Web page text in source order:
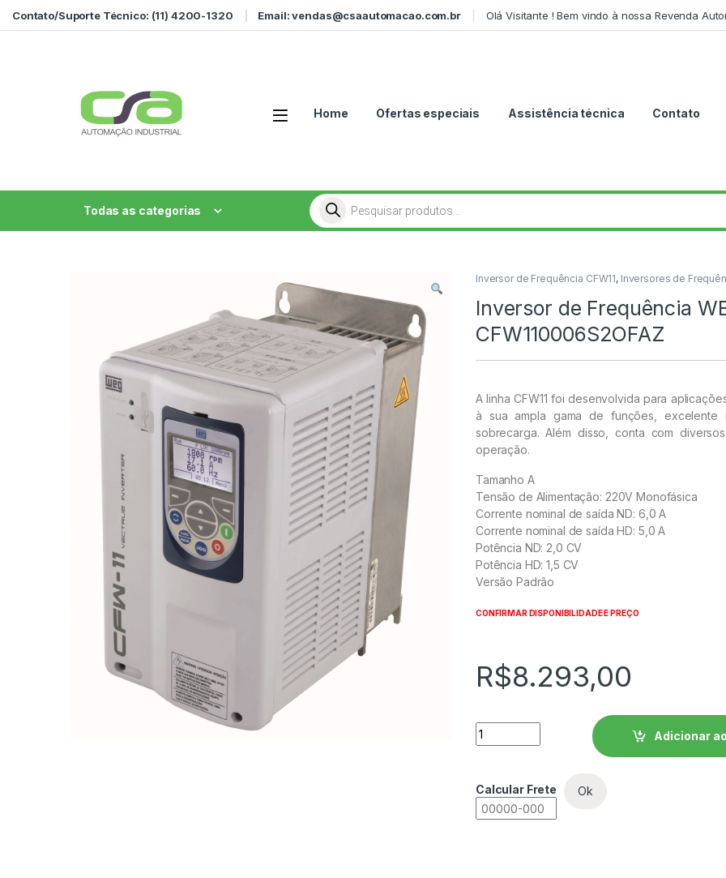
Ir para a navegação
Ir para o conteúdo
Contato/Suporte Técnico: (11) 4200-1320 Email: vendas@csaautomacao.com.br Olá Visitante ! Bem vindo à nossa Revenda
Home Ofertas especiais Assistência técnica Contato
Todas as categorias
Pesquisar produtos
Inversor de Frequência CFW11, Inversores de
Inversor de Frequência
CFW110006S2OFAZ
A linha CFW11 foi desenvolvida para
à sua ampla gama de funções,
sobrecarga. Além disso, conta com
operação.
Tamanho A
Tensão de Alimentação: 220V Monofásica
Corrente nominal de saída ND: 6,0 A
Corrente nominal de saída HD: 5,0 A
Potência ND: 2,0 CV
Potência HD: 1,5 CV
Versão Padrão
CONFIRMAR DISPONIBILIDADE E PREÇO
R$8.293,00
Inversor de Frequência WEG CFW11 -
Adicionar
Calcular Frete Ok